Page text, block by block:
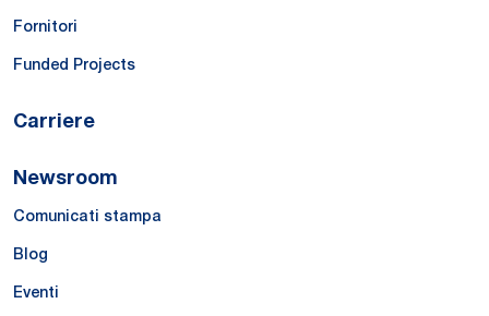
Fornitori
Funded Projects
Carriere
Newsroom
Comunicati stampa
Blog
Eventi